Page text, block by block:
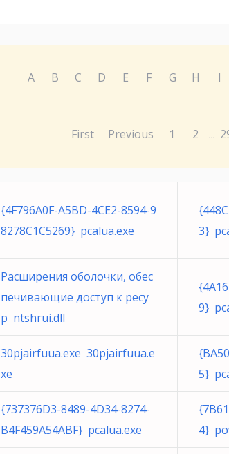
A B C D E F G H I
First Previous 1 2 ...
{4F796A0F-A5BD-4CE2-8594-9
8278C1C5269} pcalua.exe
3}
Расширения оболочки, обес
печивающие доступ к ресу
р ntshrui.dll
9}
30pjairfuua.exe 30pjairfuua.e
xe
5}
{737376D3-8489-4D34-8274-
B4F459A54ABF} pcalua.exe
4}